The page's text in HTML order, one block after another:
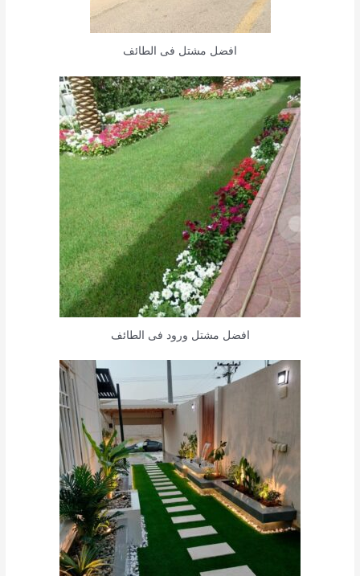
افضل مشتل فى الطائف
افضل مشتل ورود فى الطائف